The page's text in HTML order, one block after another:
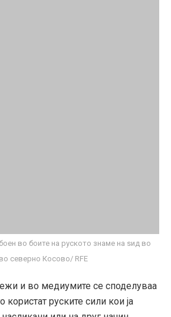
во боите на руското знаме на ѕид во
северно Косово/ RFE
и во медиумите се споделуваа
користат руските сили кои ја